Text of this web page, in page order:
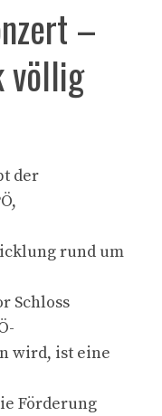
–
völlig
der
rund um
Schloss
wird, ist eine
Förderung